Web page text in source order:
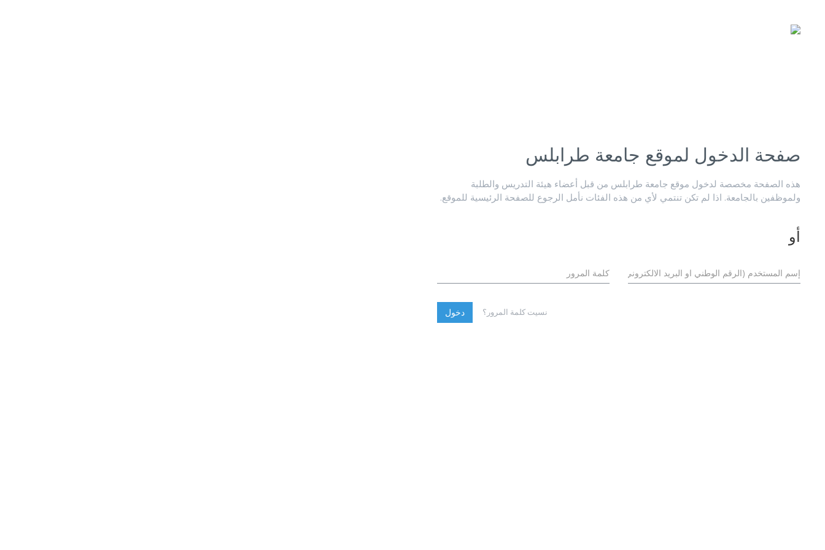
صفحة الدخول لموقع جامعة طرابلس
هذه الصفحة مخصصة لدخول موقع جامعة طرابلس من قبل أعضاء هيئة التدريس والطلبة
ولموظفين بالجامعة. اذا لم تكن تنتمي لأي من هذه الفئات نأمل الرجوع للصفحة الرئيسية للموقع.
أو
نسيت كلمة المرور؟ دخول